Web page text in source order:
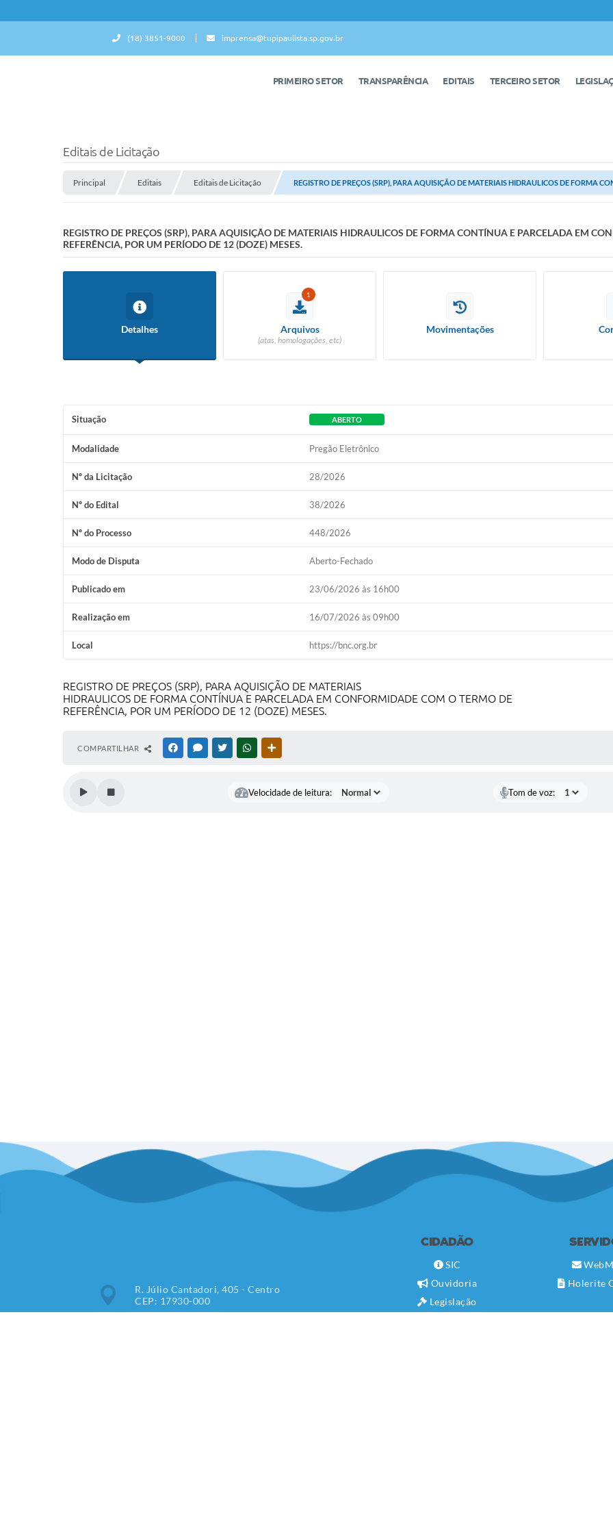
(18) 3851-9000 imprensa@tupipaulista.sp.gov.br
PRIMEIRO SETOR TRANSPARÊNCIA EDITAIS TERCEIRO SETOR
Editais de Licitação
Principal Editais Editais de Licitação REGISTRO DE PREÇOS (SRP), PARA AQUISIÇÃO DE MATERIAIS HIDRAULICOS DE FORMA
REGISTRO DE PREÇOS (SRP), PARA AQUISIÇÃO DE MATERIAIS HIDRAULICOS DE FORMA CONTÍNUA E PARCELADA EM
REFERÊNCIA, POR UM PERÍODO DE 12 (DOZE) MESES.
Detalhes
1
Arquivos
(atas, homologações, etc)
Movimentações
Situação ABERTO
Modalidade Pregão Eletrônico
Nº da Licitação 28/2026
Nº do Edital 38/2026
Nº do Processo 448/2026
Modo de Disputa Aberto-Fechado
Publicado em 23/06/2026 às 16h00
Realização em 16/07/2026 às 09h00
Local https://bnc.org.br
REGISTRO DE PREÇOS (SRP), PARA AQUISIÇÃO DE MATERIAIS
HIDRAULICOS DE FORMA CONTÍNUA E PARCELADA EM CONFORMIDADE COM O TERMO DE
REFERÊNCIA, POR UM PERÍODO DE 12 (DOZE) MESES.
COMPARTILHAR FACEBOOKMESSENGER
TWITTERWHATSAPP
Velocidade de leitura: Tom de voz:
R. Júlio Cantadori, 405 - Centro
CEP: 17930-000
CIDADÃO
SIC
Ouvidoria
Legislação
Holerite